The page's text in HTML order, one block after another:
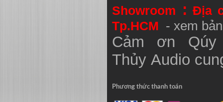
Showroom : Địa
Tp.HCM - xem
Cảm ơn
Thủy Audio
Phương thức thanh toán